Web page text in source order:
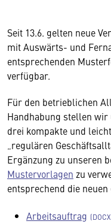
Seit 13.6. gelten neue
mit Auswärts- und
entsprechenden
verfügbar.
Für den betrieblichen
Handhabung stellen
drei kompakte und
„regulären
Ergänzung zu unseren
Mustervorlagen zu
entsprechend die
Arbeitsauftrag